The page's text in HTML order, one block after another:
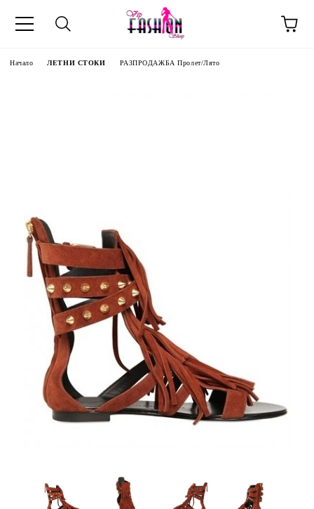
Начало ЛЕТНИ СТОКИ РАЗПРОДАЖБА Пролет/Лято